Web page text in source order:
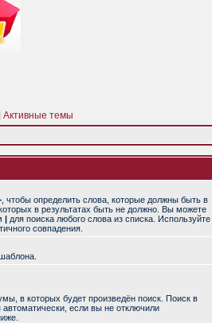
Активные темы
, чтобы определить слова, которые должны быть в
в результатах быть не должно. Вы можете
| для поиска любого слова из списка. Используйте
совпадения.
в которых будет произведён поиск. Поиск в
если вы не отключили